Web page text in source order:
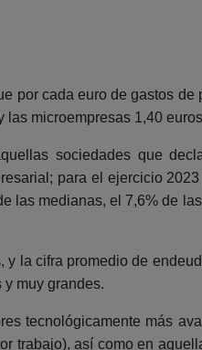
por cada euro de gastos de
microempresas 1,40
sociedades que
para el ejercicio 2023
las medianas, el 7,6% de
la cifra promedio de
muy grandes.
tecnológicamente más
trabajo), así como en